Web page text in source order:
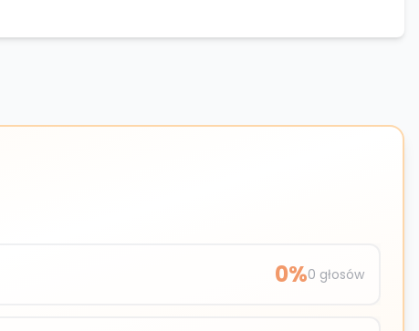
0%0 głosów